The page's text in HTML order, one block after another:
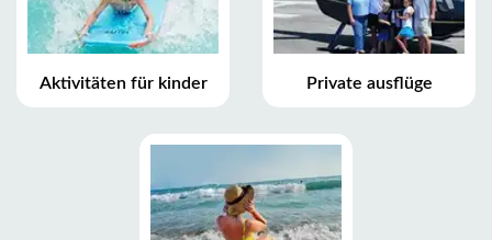
Aktivitäten für kinder Private ausflüge